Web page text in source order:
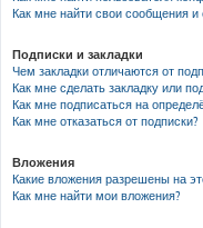
Как мне найти свои сообщения
Подписки и закладки
Чем закладки отличаются от
Как мне сделать закладку или
Как мне подписаться на
Как мне отказаться от подписки?
Вложения
Какие вложения разрешены на
Как мне найти мои вложения?